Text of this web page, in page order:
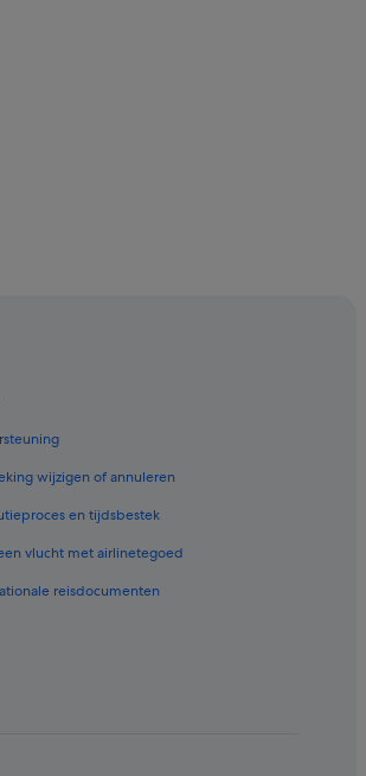
wijzigen of annuleren
en tijdsbestek
vlucht met airlinetegoed
reisdocumenten